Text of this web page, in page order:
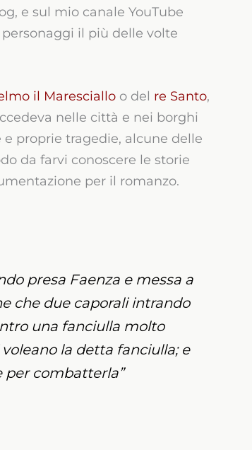
e sul mio canale YouTube
il più delle volte
il Maresciallo o del re Santo,
nelle città e nei borghi
proprie tragedie, alcune delle
da farvi conoscere le storie
per il romanzo.
presa Faenza e messa a
che due caporali intrando
una fanciulla molto
la detta fanciulla; e
per combatterla”